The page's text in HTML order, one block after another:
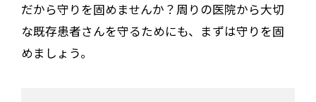
だから守りを固めませんか？周りの医院から大切
な既存患者さんを守るためにも、まずは守りを固
めましょう。